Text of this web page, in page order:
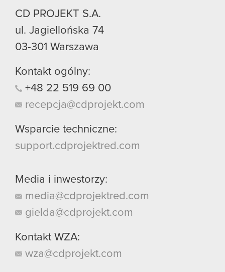
CD PROJEKT S.A.
ul. Jagiellońska 74
03-301 Warszawa
Kontakt ogólny:
+48 22 519 69 00
recepcja@cdprojekt.com
Wsparcie techniczne:
support.cdprojektred.com
Media i inwestorzy:
media@cdprojektred.com
gielda@cdprojekt.com
Kontakt WZA:
wza@cdprojekt.com